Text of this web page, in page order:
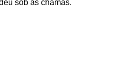
sob as chamas.